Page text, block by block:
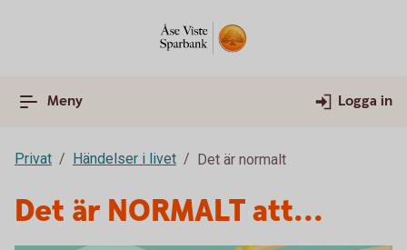
Meny Logga in
Privat Händelser i livet Det är normalt
Det är NORMALT att...